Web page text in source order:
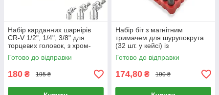
Набір карданних шарнірів
CR-V 1/2", 1/4", 3/8" для
торцевих головок, з хром-
ванадієвої сталі
Готово до відправки
180 ₴ 195 ₴
Набір біт з магнітним
тримачем для шурупокрута
(32 шт. у кейсі) із
хромаванадієвої сталі (Cr-V)
Готово до відправки
174,80 ₴ 190 ₴